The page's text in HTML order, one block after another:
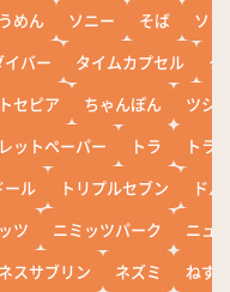
めん ソニー そば
ソ
イバー タイムカプセル
タ
セピア ちゃんぽん
ツシ
ットペーパー トラ
トラ
ール トリプルセブン
ド
ツ ニミッツパーク
ニュ
ネスサブリン ネズミ
ねず